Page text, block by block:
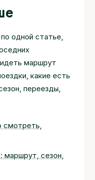
одной статье,
маршрут
какие есть
переезды,
смотреть,
маршрут, сезон,